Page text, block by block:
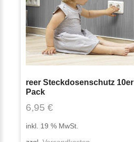
reer Steckdosenschutz 10er
Pack
6,95 €
inkl. 19 % MwSt.